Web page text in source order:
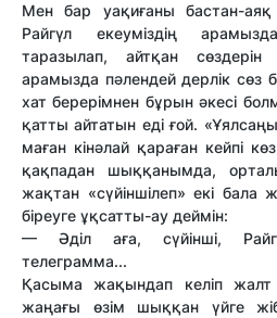
Мен бар уақиғаны бастан-аяқ
Райгүл екеуміздің
таразылап, айтқан
арамызда пәлендей дерлік сөз
хат берерімнен бұрын әкесі
қатты айтатын еді ғой.
маған кінәлай қараған кейпі
қақпадан шыққанымда,
жақтан «сүйіншілеп» екі бала
біреуге ұқсатты-ау деймін:
— Әділ аға, сүйінші,
телеграмма...
Қасыма жақындап келіп
жаңағы өзім шыққан үйге